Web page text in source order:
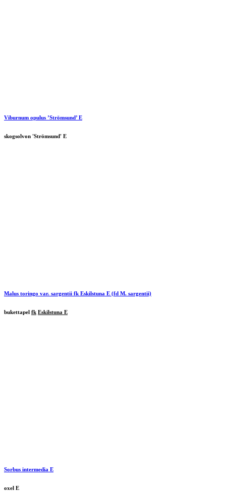
Viburnum opulus ’Strömsund’ E
skogsolvon 'Strömsund' E
Malus toringo var. sargentii fk Eskilstuna E (fd M. sargentii)
bukettapel fk Eskilstuna E
Sorbus intermedia E
oxel E